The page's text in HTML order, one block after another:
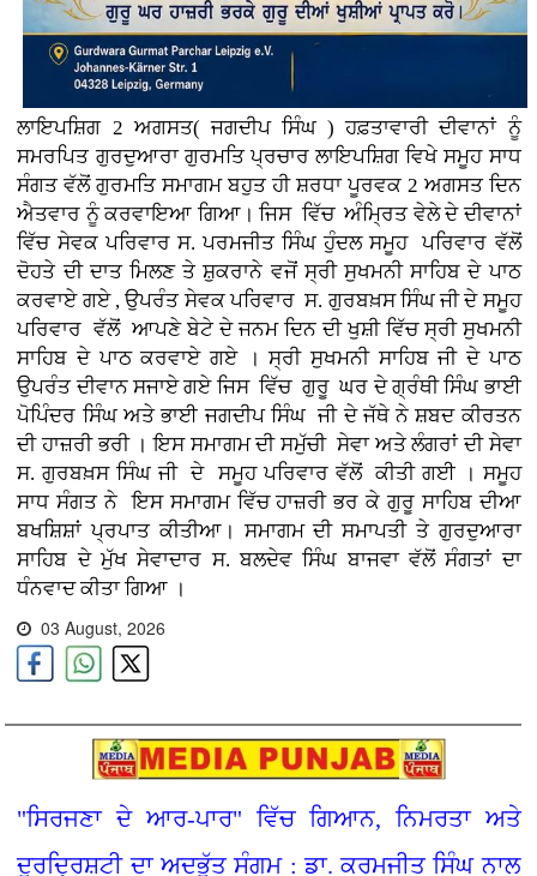
ਲਾਇਪਸ਼ਿਗ 2 ਅਗਸਤ( ਜਗਦੀਪ ਸਿੰਘ ) ਹਫ਼ਤਾਵਾਰੀ ਦੀਵਾਨਾਂ ਨੂੰ
ਸਮਰਪਿਤ ਗੁਰਦੁਆਰਾ ਗੁਰਮਤਿ ਪ੍ਰਚਾਰ ਲਾਇਪਸ਼ਿਗ ਵਿਖੇ ਸਮੂਹ ਸਾਧ
ਸੰਗਤ ਵੱਲੋਂ ਗੁਰਮਤਿ ਸਮਾਗਮ ਬਹੁਤ ਹੀ ਸ਼ਰਧਾ ਪੂਰਵਕ 2 ਅਗਸਤ ਦਿਨ
ਐਤਵਾਰ ਨੂੰ ਕਰਵਾਇਆ ਗਿਆ। ਜਿਸ ਵਿੱਚ ਅੰਮ੍ਰਿਤ ਵੇਲੇ ਦੇ ਦੀਵਾਨਾਂ
ਵਿੱਚ ਸੇਵਕ ਪਰਿਵਾਰ ਸ. ਪਰਮਜੀਤ ਸਿੰਘ ਹੁੰਦਲ ਸਮੂਹ ਪਰਿਵਾਰ ਵੱਲੋਂ
ਦੋਹਤੇ ਦੀ ਦਾਤ ਮਿਲਣ ਤੇ ਸ਼ੁਕਰਾਨੇ ਵਜੋਂ ਸ੍ਰੀ ਸੁਖਮਨੀ ਸਾਹਿਬ ਦੇ ਪਾਠ
ਕਰਵਾਏ ਗਏ , ਉਪਰੰਤ ਸੇਵਕ ਪਰਿਵਾਰ ਸ. ਗੁਰਬਖ਼ਸ ਸਿੰਘ ਜੀ ਦੇ ਸਮੂਹ
ਪਰਿਵਾਰ ਵੱਲੋਂ ਆਪਣੇ ਬੇਟੇ ਦੇ ਜਨਮ ਦਿਨ ਦੀ ਖੁਸ਼ੀ ਵਿੱਚ ਸ੍ਰੀ ਸੁਖਮਨੀ
ਸਾਹਿਬ ਦੇ ਪਾਠ ਕਰਵਾਏ ਗਏ । ਸ੍ਰੀ ਸੁਖਮਨੀ ਸਾਹਿਬ ਜੀ ਦੇ ਪਾਠ
ਉਪਰੰਤ ਦੀਵਾਨ ਸਜਾਏ ਗਏ ਜਿਸ ਵਿੱਚ ਗੁਰੂ ਘਰ ਦੇ ਗ੍ਰੰਥੀ ਸਿੰਘ ਭਾਈ
ਪੋਪਿੰਦਰ ਸਿੰਘ ਅਤੇ ਭਾਈ ਜਗਦੀਪ ਸਿੰਘ ਜੀ ਦੇ ਜੱਥੇ ਨੇ ਸ਼ਬਦ ਕੀਰਤਨ
ਦੀ ਹਾਜ਼ਰੀ ਭਰੀ । ਇਸ ਸਮਾਗਮ ਦੀ ਸਮੁੱਚੀ ਸੇਵਾ ਅਤੇ ਲੰਗਰਾਂ ਦੀ ਸੇਵਾ
ਸ. ਗੁਰਬਖ਼ਸ ਸਿੰਘ ਜੀ ਦੇ ਸਮੂਹ ਪਰਿਵਾਰ ਵੱਲੋਂ ਕੀਤੀ ਗਈ । ਸਮੂਹ
ਸਾਧ ਸੰਗਤ ਨੇ ਇਸ ਸਮਾਗਮ ਵਿੱਚ ਹਾਜ਼ਰੀ ਭਰ ਕੇ ਗੁਰੂ ਸਾਹਿਬ ਦੀਆ
ਬਖਸ਼ਿਸ਼ਾਂ ਪ੍ਰਪਾਤ ਕੀਤੀਆ। ਸਮਾਗਮ ਦੀ ਸਮਾਪਤੀ ਤੇ ਗੁਰਦੁਆਰਾ
ਸਾਹਿਬ ਦੇ ਮੁੱਖ ਸੇਵਾਦਾਰ ਸ. ਬਲਦੇਵ ਸਿੰਘ ਬਾਜਵਾ ਵੱਲੋਂ ਸੰਗਤਾਂ ਦਾ
ਧੰਨਵਾਦ ਕੀਤਾ ਗਿਆ ।
03 August, 2026
"ਸਿਰਜਣਾ ਦੇ ਆਰ-ਪਾਰ" ਵਿੱਚ ਗਿਆਨ, ਨਿਮਰਤਾ ਅਤੇ
ਦੂਰਦ੍ਰਿਸ਼ਟੀ ਦਾ ਅਦਭੁੱਤ ਸੰਗਮ : ਡਾ. ਕਰਮਜੀਤ ਸਿੰਘ ਨਾਲ